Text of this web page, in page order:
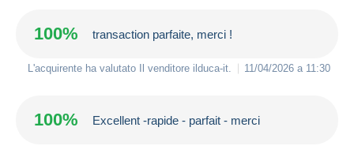
100% transaction parfaite, merci !
L'acquirente ha valutato Il venditore ilduca-it. 11/04/2026 a 11:30
100% Excellent -rapide - parfait - merci